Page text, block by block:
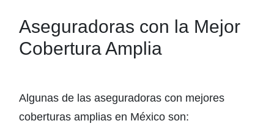
Aseguradoras con la Mejor
Cobertura Amplia
Algunas de las aseguradoras con mejores
coberturas amplias en México son: